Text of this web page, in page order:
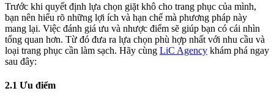
Trước khi quyết định lựa chọn giặt khô cho trang phục của mình,
bạn nên hiểu rõ những lợi ích và hạn chế mà phương pháp này
mang lại. Việc đánh giá ưu và nhược điểm sẽ giúp bạn có cái nhìn
tổng quan hơn. Từ đó đưa ra lựa chọn phù hợp nhất với nhu cầu và
loại trang phục cần làm sạch. Hãy cùng LiC Agency khám phá ngay
sau đây:
2.1 Ưu điểm